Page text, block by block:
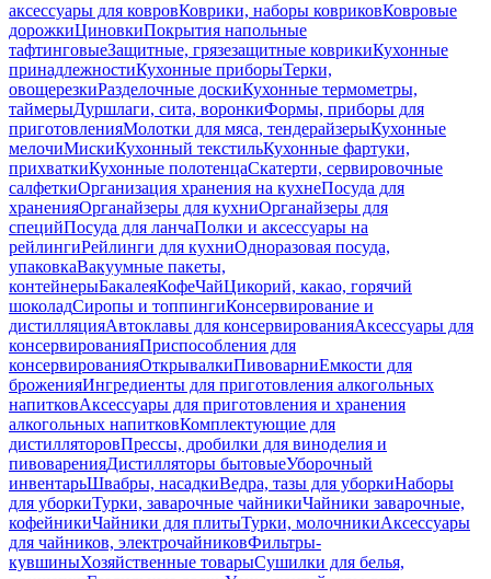
аксессуары для ковровКоврики, наборы ковриковКовровые
дорожкиЦиновкиПокрытия напольные
тафтинговыеЗащитные, грязезащитные коврикиКухонные
принадлежностиКухонные приборыТерки,
овощерезкиРазделочные доскиКухонные термометры,
таймерыДуршлаги, сита, воронкиФормы, приборы для
приготовленияМолотки для мяса, тендерайзерыКухонные
мелочиМискиКухонный текстильКухонные фартуки,
прихваткиКухонные полотенцаСкатерти, сервировочные
салфеткиОрганизация хранения на кухнеПосуда для
храненияОрганайзеры для кухниОрганайзеры для
специйПосуда для ланчаПолки и аксессуары на
рейлингиРейлинги для кухниОдноразовая посуда,
упаковкаВакуумные пакеты,
контейнерыБакалеяКофеЧайЦикорий, какао, горячий
шоколадСиропы и топпингиКонсервирование и
дистилляцияАвтоклавы для консервированияАксессуары для
консервированияПриспособления для
консервированияОткрывалкиПивоварниЕмкости для
броженияИнгредиенты для приготовления алкогольных
напитковАксессуары для приготовления и хранения
алкогольных напитковКомплектующие для
дистилляторовПрессы, дробилки для виноделия и
пивоваренияДистилляторы бытовыеУборочный
инвентарьШвабры, насадкиВедра, тазы для уборкиНаборы
для уборкиТурки, заварочные чайникиЧайники заварочные,
кофейникиЧайники для плитыТурки, молочникиАксессуары
для чайников, электрочайниковФильтры-
кувшиныХозяйственные товарыСушилки для белья,